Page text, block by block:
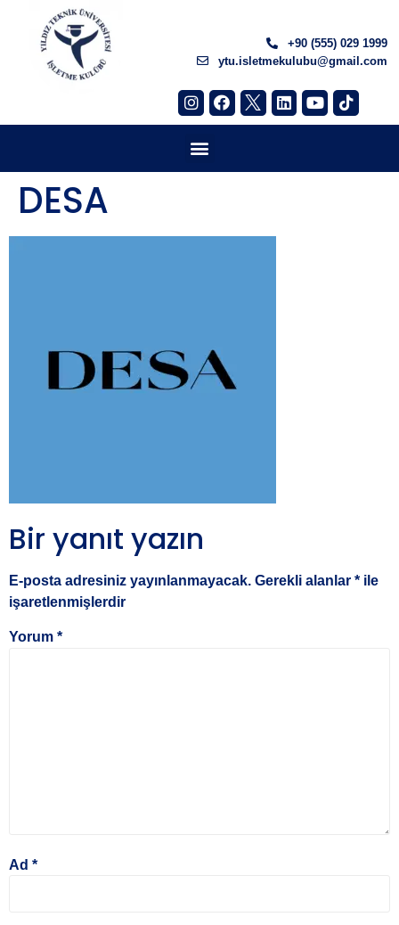
+90 (555) 029 1999
ytu.isletmekulubu@gmail.com
DESA
Bir yanıt yazın
E-posta adresiniz yayınlanmayacak. Gerekli alanlar * ile
işaretlenmişlerdir
Yorum *
Ad *